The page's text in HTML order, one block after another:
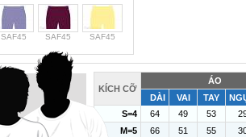
SAF45 SAF45 SAF45
KÍCH CỠ
ÁO
DÀI
VAI TAY
S=4
64 49 53
M=5
66 51 55